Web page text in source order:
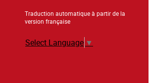
Traduction automatique à partir de la
version française
Select Language ▼